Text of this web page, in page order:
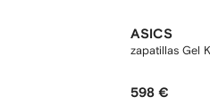
ASICS
zapatillas Gel
598 €